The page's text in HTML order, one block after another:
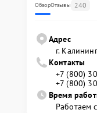
ОбзорОтзывы 240
Адрес
г.
Контакты
+7 (800)
+7 (800)
Время
Работаем